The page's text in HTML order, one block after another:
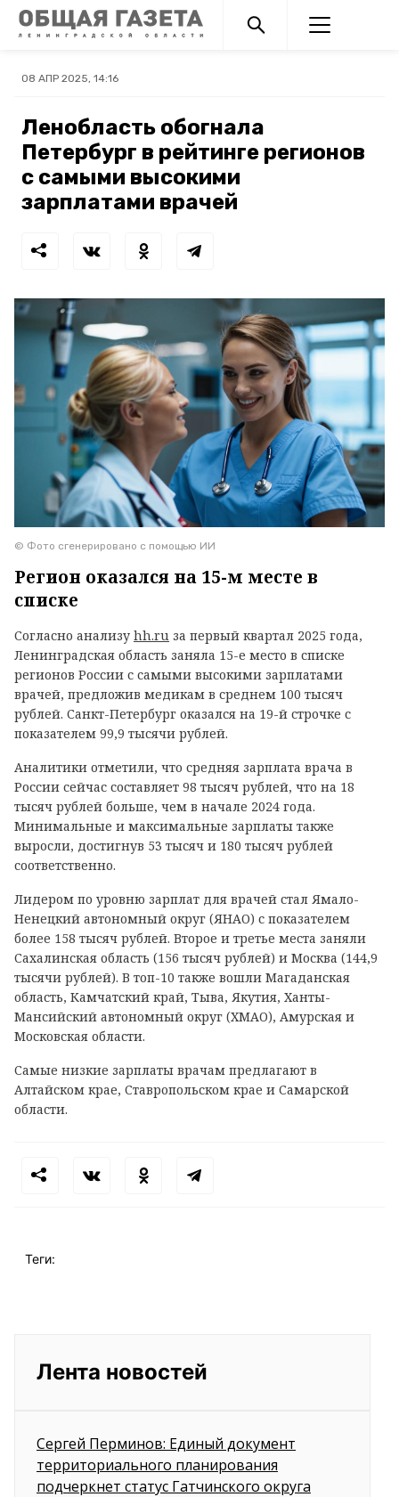
08 АПР 2025, 14:16
Ленобласть обогнала
Петербург в рейтинге регионов
с самыми высокими
зарплатами врачей
© Фото сгенерировано с помощью ИИ
Регион оказался на 15-м месте в
списке
Согласно анализу hh.ru за первый квартал 2025 года,
Ленинградская область заняла 15-е место в списке
регионов России с самыми высокими зарплатами
врачей, предложив медикам в среднем 100 тысяч
рублей. Санкт-Петербург оказался на 19-й строчке с
показателем 99,9 тысячи рублей.
Аналитики отметили, что средняя зарплата врача в
России сейчас составляет 98 тысяч рублей, что на 18
тысяч рублей больше, чем в начале 2024 года.
Минимальные и максимальные зарплаты также
выросли, достигнув 53 тысяч и 180 тысяч рублей
соответственно.
Лидером по уровню зарплат для врачей стал Ямало-
Ненецкий автономный округ (ЯНАО) с показателем
более 158 тысяч рублей. Второе и третье места заняли
Сахалинская область (156 тысяч рублей) и Москва (144,9
тысячи рублей). В топ-10 также вошли Магаданская
область, Камчатский край, Тыва, Якутия, Ханты-
Мансийский автономный округ (ХМАО), Амурская и
Московская области.
Самые низкие зарплаты врачам предлагают в
Алтайском крае, Ставропольском крае и Самарской
области.
Теги:
Лента новостей
Сергей Перминов: Единый документ
территориального планирования
подчеркнет статус Гатчинского округа